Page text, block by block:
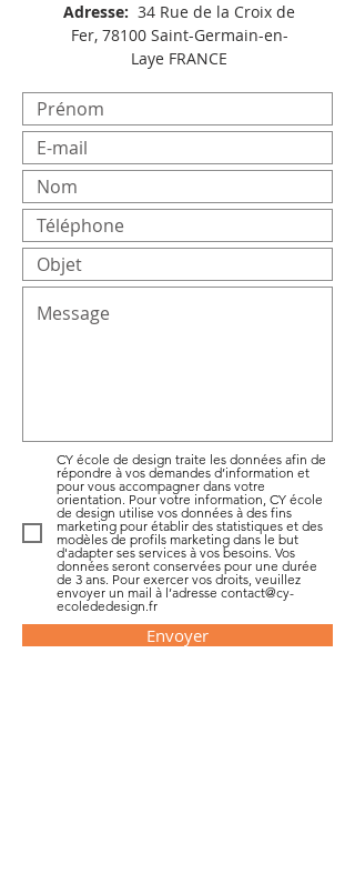
Adresse: 34 Rue de la Croix de
Fer, 78100 Saint-Germain-en-
Laye FRANCE
CY école de design traite les données afin de
répondre à vos demandes d’information et
pour vous accompagner dans votre
orientation. Pour votre information, CY école
de design utilise vos données à des fins
marketing pour établir des statistiques et des
modèles de profils marketing dans le but
d'adapter ses services à vos besoins. Vos
données seront conservées pour une durée
de 3 ans. Pour exercer vos droits, veuillez
envoyer un mail à l’adresse contact@cy-
ecolededesign.fr
Envoyer